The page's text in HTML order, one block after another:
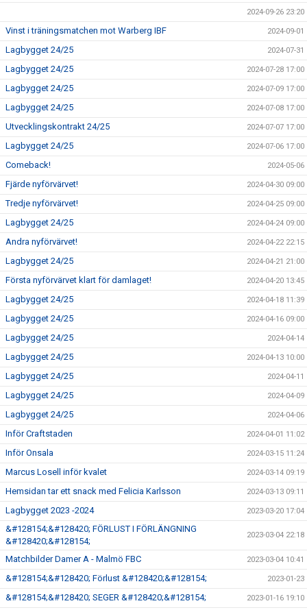
2024-09-26 23:20
Vinst i träningsmatchen mot Warberg IBF 2024-09-01
Lagbygget 24/25 2024-07-31
Lagbygget 24/25 2024-07-28 17:00
Lagbygget 24/25 2024-07-09 17:00
Lagbygget 24/25 2024-07-08 17:00
Utvecklingskontrakt 24/25 2024-07-07 17:00
Lagbygget 24/25 2024-07-06 17:00
Comeback! 2024-05-06
Fjärde nyförvärvet! 2024-04-30 09:00
Tredje nyförvärvet! 2024-04-25 09:00
Lagbygget 24/25 2024-04-24 09:00
Andra nyförvärvet! 2024-04-22 22:15
Lagbygget 24/25 2024-04-21 21:00
Första nyförvärvet klart för damlaget! 2024-04-20 13:45
Lagbygget 24/25 2024-04-18 11:39
Lagbygget 24/25 2024-04-16 09:00
Lagbygget 24/25 2024-04-14
Lagbygget 24/25 2024-04-13 10:00
Lagbygget 24/25 2024-04-11
Lagbygget 24/25 2024-04-09
Lagbygget 24/25 2024-04-06
Inför Craftstaden 2024-04-01 11:02
Inför Onsala 2024-03-15 11:24
Marcus Losell inför kvalet 2024-03-14 09:19
Hemsidan tar ett snack med Felicia Karlsson 2024-03-13 09:11
Lagbygget 2023 -2024 2023-03-20 17:04
&#128154;&#128420; FÖRLUST I FÖRLÄNGNING
&#128420;&#128154;
2023-03-04 22:18
Matchbilder Damer A - Malmö FBC 2023-03-04 10:41
&#128154;&#128420; Förlust &#128420;&#128154; 2023-01-23
&#128154;&#128420; SEGER &#128420;&#128154; 2023-01-16 19:10